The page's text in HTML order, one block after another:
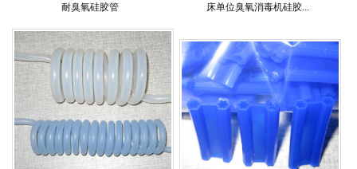
耐臭氧硅胶管 床单位臭氧消毒机硅胶...